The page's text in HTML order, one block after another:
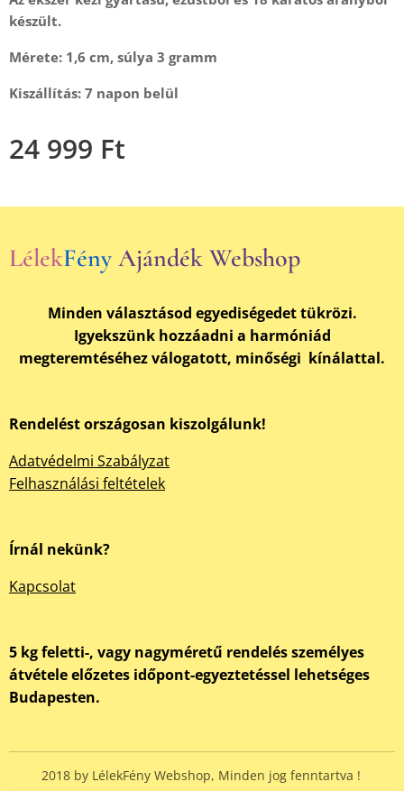
készült.
Mérete: 1,6 cm, súlya 3 gramm
Kiszállítás: 7 napon belül
24 999 Ft
LélekFény Ajándék Webshop
Minden választásod egyediségedet tükrözi.
Igyekszünk hozzáadni a harmóniád
megteremtéséhez válogatott, minőségi kínálattal.
Rendelést országosan kiszolgálunk!
Adatvédelmi Szabályzat
Felhasználási feltételek
Írnál nekünk?
Kapcsolat
5 kg feletti-, vagy nagyméretű rendelés személyes
átvétele előzetes időpont-egyeztetéssel lehetséges
Budapesten.
2018 by LélekFény Webshop, Minden jog fenntartva !